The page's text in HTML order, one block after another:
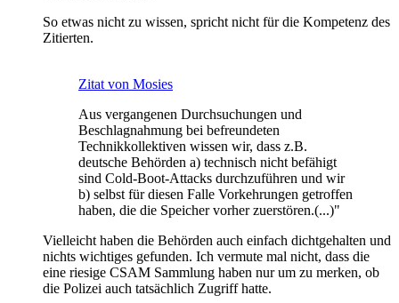
So etwas nicht zu wissen, spricht nicht für die Kompetenz des
Zitierten.
Zitat von Mosies
Aus vergangenen Durchsuchungen und
Beschlagnahmung bei befreundeten
Technikkollektiven wissen wir, dass z.B.
deutsche Behörden a) technisch nicht befähigt
sind Cold-Boot-Attacks durchzuführen und wir
b) selbst für diesen Falle Vorkehrungen getroffen
haben, die die Speicher vorher zuerstören.(...)"
Vielleicht haben die Behörden auch einfach dichtgehalten und
nichts wichtiges gefunden. Ich vermute mal nicht, dass die
eine riesige CSAM Sammlung haben nur um zu merken, ob
die Polizei auch tatsächlich Zugriff hatte.